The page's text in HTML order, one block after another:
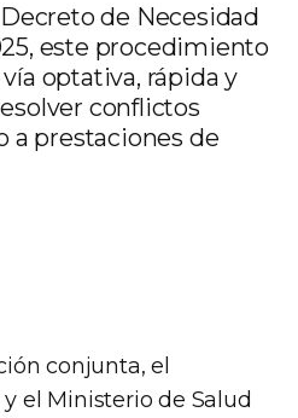
de Necesidad
este procedimiento
optativa, rápida y
conflictos
a prestaciones de
conjunta, el
el Ministerio de Salud